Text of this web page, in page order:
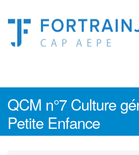
QCM n°7 Culture
Petite Enfance